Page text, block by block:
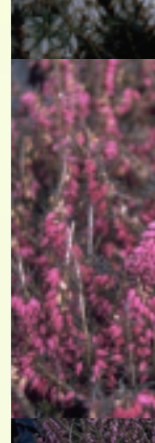
Erica carnea
Erica